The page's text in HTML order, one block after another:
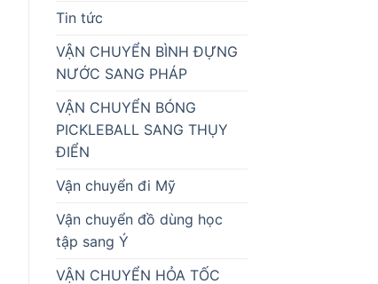
Tin tức
VẬN CHUYỂN BÌNH ĐỰNG
NƯỚC SANG PHÁP
VẬN CHUYỂN BÓNG
PICKLEBALL SANG THỤY
ĐIỂN
Vận chuyển đi Mỹ
Vận chuyển đồ dùng học
tập sang Ý
VẬN CHUYỂN HỎA TỐC